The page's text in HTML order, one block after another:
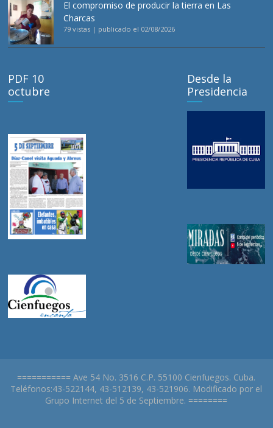
El compromiso de producir la tierra en Las
Charcas
79 vistas | publicado el 02/08/2026
PDF 10
octubre
Desde la
Presidencia
=========== Ave 54 No. 3516 C.P. 55100 Cienfuegos. Cuba.
Teléfonos:43-522144, 43-512139, 43-521906. Modificado por el
Grupo Internet del 5 de Septiembre. ========